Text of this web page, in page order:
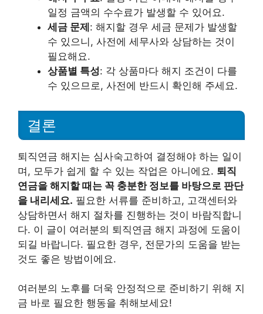
일정 금액의 수수료가 발생할 수 있어요.
세금 문제 : 해지할 경우 세금 문제가 발생할
수 있으니, 사전에 세무사와 상담하는 것이
필요해요.
상품별 특성: 각 상품마다 해지 조건이 다를
수 있으므로, 사전에 반드시 확인해 주세요.
결론
퇴직연금 해지는 심사숙고하여 결정해야 하는 일이
며, 모두가 쉽게 할 수 있는 작업은 아니에요. 퇴직
연금을 해지할 때는 꼭 충분한 정보를 바탕으로 판단
을 내리세요. 필요한 서류를 준비하고, 고객센터와
상담하면서 해지 절차를 진행하는 것이 바람직합니
다. 이 글이 여러분의 퇴직연금 해지 과정에 도움이
되길 바랍니다. 필요한 경우, 전문가의 도움을 받는
것도 좋은 방법이에요.
여러분의 노후를 더욱 안정적으로 준비하기 위해 지
금 바로 필요한 행동을 취해보세요!